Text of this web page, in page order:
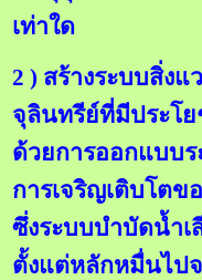
เท่าใด
2 ) สร้างระบบสิ่ง
จุลินทรีย์ที่มีประโ
ด้วยการออกแบบร
การเจริญเติบโตข
ซึ่งระบบบำบัดน้ำเ
ตั้งแต่หลักหมื่นไป